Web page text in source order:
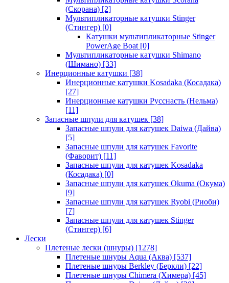
(Скорана) [2]
Мультипликаторные катушки Stinger
(Стингер) [0]
Катушки мультипликаторные Stinger
PowerAge Boat [0]
Мультипликаторные катушки Shimano
(Шимано) [33]
Инерционные катушки [38]
Инерционные катушки Kosadaka (Косадака)
[27]
Инерционные катушки Русснасть (Нельма)
[11]
Запасные шпули для катушек [38]
Запасные шпули для катушек Daiwa (Дайва)
[5]
Запасные шпули для катушек Favorite
(Фаворит) [11]
Запасные шпули для катушек Kosadaka
(Косадака) [0]
Запасные шпули для катушек Okuma (Окума)
[9]
Запасные шпули для катушек Ryobi (Риоби)
[7]
Запасные шпули для катушек Stinger
(Стингер) [6]
Лески
Плетеные лески (шнуры) [1278]
Плетеные шнуры Aqua (Аква) [537]
Плетеные шнуры Berkley (Беркли) [22]
Плетеные шнуры Chimera (Химера) [45]